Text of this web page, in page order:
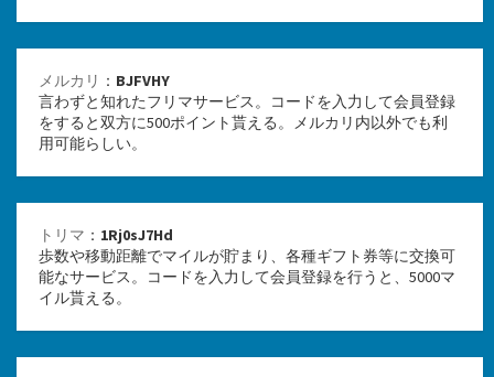
メルカリ ： BJFVHY
言わずと知れたフリマサービス。コードを入力して会員登録
をすると双方に500ポイント貰える。メルカリ内以外でも利
用可能らしい。
トリマ ： 1Rj0sJ7Hd
歩数や移動距離でマイルが貯まり、各種ギフト券等に交換可
能なサービス。コードを入力して会員登録を行うと、5000マ
イル貰える。